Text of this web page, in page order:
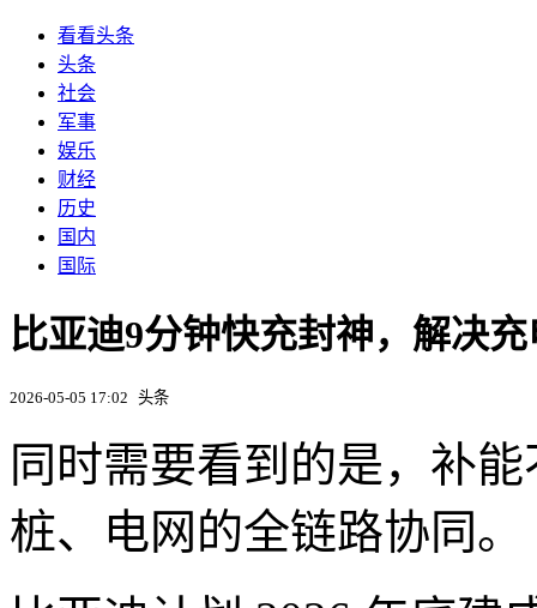
看看头条
头条
社会
军事
娱乐
财经
历史
国内
国际
比亚迪9分钟快充封神，解决
2026-05-05 17:02 头条
同时需要看到的是，补
桩、电网的全链路协同。